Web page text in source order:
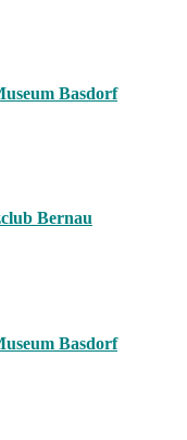
Basdorf
Bernau
Basdorf